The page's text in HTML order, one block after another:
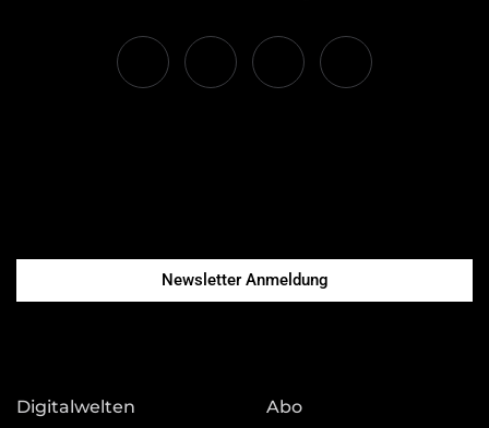
Newsletter Anmeldung
Digitalwelten
Abo